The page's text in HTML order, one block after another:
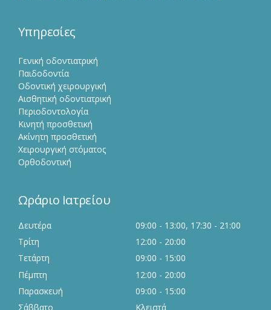
Υπηρεσίες
Γενική οδοντιατρική
Παιδοδοντία
Οδοντική χειρουργική
Αισθητική οδοντιατρική
Περιοδοντολογία
Κινητή προσθετική
Ακίνητη προσθετική
Χειρουργική στόματος
Ορθοδοντική
Ωράριο Ιατρείου
Δευτέρα
09:00 - 13:00, 17:30 - 21:00
Τρίτη
12:00 - 20:00
Τετάρτη
09:00 - 15:00
Πέμπτη
12:00 - 20:00
Παρασκευή
09:00 - 15:00
Σάββατο
Κλειστά